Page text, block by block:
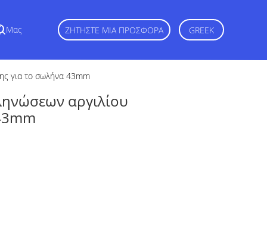
Μας ΖΗΤΉΣΤΕ ΜΙΑ ΠΡΟΣΦΟΡΆ GREEK
για το σωλήνα 43mm
αργιλίου